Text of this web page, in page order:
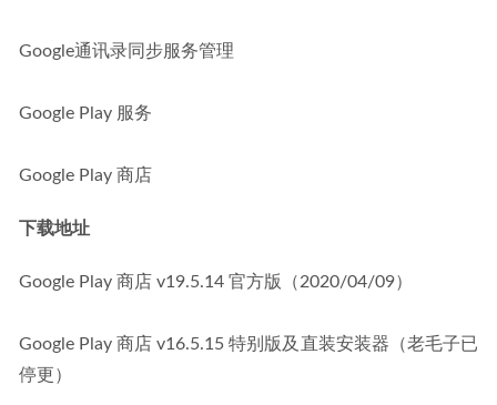
Google通讯录同步服务管理
Google Play 服务
Google Play 商店
下载地址
Google Play 商店 v19.5.14 官方版（2020/04/09）
Google Play 商店 v16.5.15 特别版及直装安装器（老毛子已
停更）